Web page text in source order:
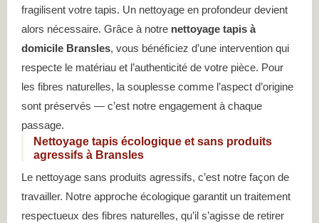
fragilisent votre tapis. Un nettoyage en profondeur devient
alors nécessaire. Grâce à notre nettoyage tapis à
domicile Bransles, vous bénéficiez d’une intervention qui
respecte le matériau et l’authenticité de votre pièce. Pour
les fibres naturelles, la souplesse comme l’aspect d’origine
sont préservés — c’est notre engagement à chaque
passage.
Nettoyage tapis écologique et sans produits
agressifs à Bransles
Le nettoyage sans produits agressifs, c’est notre façon de
travailler. Notre approche écologique garantit un traitement
respectueux des fibres naturelles, qu’il s’agisse de retirer